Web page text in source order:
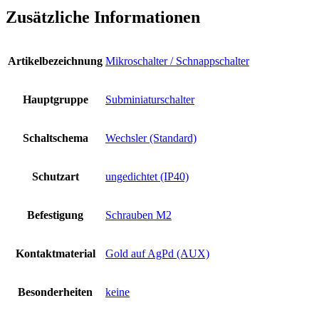
Zusätzliche Informationen
Artikelbezeichnung Mikroschalter / Schnappschalter
Hauptgruppe Subminiaturschalter
Schaltschema Wechsler (Standard)
Schutzart ungedichtet (IP40)
Befestigung Schrauben M2
Kontaktmaterial Gold auf AgPd (AUX)
Besonderheiten keine